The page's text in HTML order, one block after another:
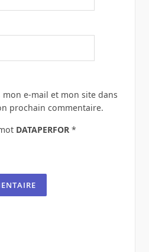
e-mail et mon site dans
prochain commentaire.
DATAPERFOR *